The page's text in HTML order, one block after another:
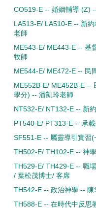
CO519-E -- 婚姻輔導 (Z)
LA513-E/ LA510-E -- 新
老師
ME543-E/ ME443-E -- 基
牧師
ME544-E/ ME472-E -- 民
ME552B-E/ ME452B-E --
學分) -- 潘凱玲老師
NT532-E/ NT132-E -- 新
PT540-E/ PT313-E -- 承
SF551-E -- 屬靈導引實習
TH502-E/ TH102-E -- 神
TH529-E/ TH429-E -- 職
/ 葉松茂博士/ 客席
TH542-E -- 政治神學 -- 陳
TH588-E -- 在時代中反思